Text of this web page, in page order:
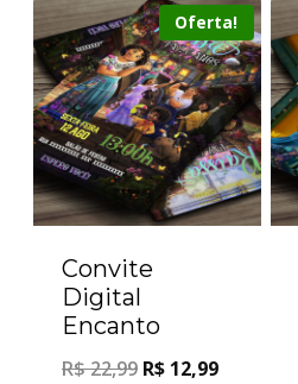
Oferta!
Convite
Digital
Encanto
R$22,99 R$ 12,99